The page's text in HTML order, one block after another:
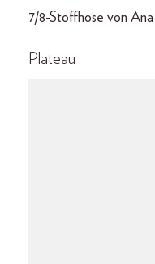
7/8-Stoffhose von
Plateau